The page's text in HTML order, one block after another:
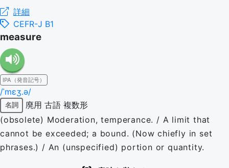
詳細
CEFR-J B1
measure
IPA（発音記号）
/ˈmɛʒ.ə/
名詞 廃用 古語 複数形
(obsolete) Moderation, temperance. / A limit that
cannot be exceeded; a bound. (Now chiefly in set
phrases.) / An (unspecified) portion or quantity.